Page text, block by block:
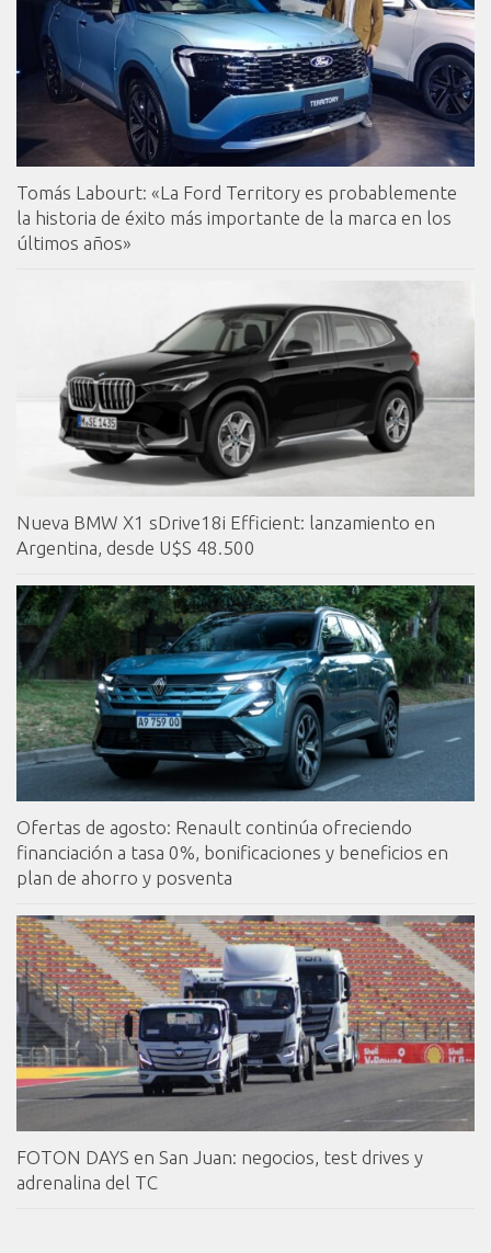
Tomás Labourt: «La Ford Territory es probablemente
la historia de éxito más importante de la marca en los
últimos años»
Nueva BMW X1 sDrive18i Efficient: lanzamiento en
Argentina, desde U$S 48.500
Ofertas de agosto: Renault continúa ofreciendo
financiación a tasa 0%, bonificaciones y beneficios en
plan de ahorro y posventa
FOTON DAYS en San Juan: negocios, test drives y
adrenalina del TC